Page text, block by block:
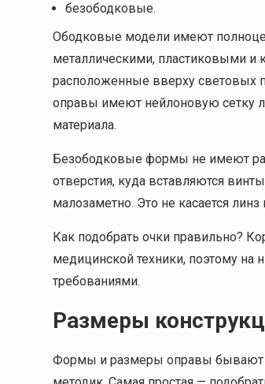
безободковые.
Ободковые модели имеют
металлическими, пластиковыми
расположенные вверху световых
оправы имеют нейлоновую сетку
материала.
Безободковые формы не имеют
отверстия, куда вставляются
малозаметно. Это не касается
Как подобрать очки правильно?
медицинской техники, поэтому на
требованиями.
Размеры
Формы и размеры оправы бывают